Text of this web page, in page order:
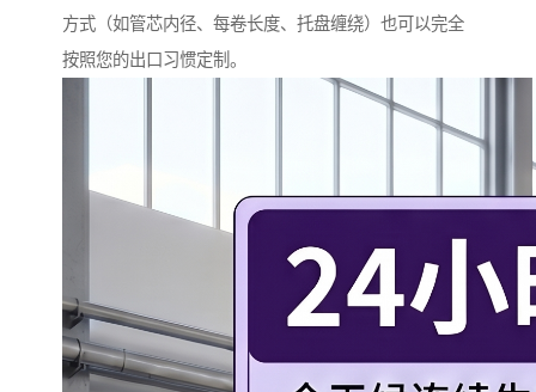
方式（如管芯内径、每卷长度、托盘缠绕）也可以完全
按照您的出口习惯定制。